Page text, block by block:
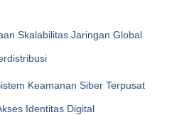
Skalabilitas Jaringan Global
Keamanan Siber Terpusat
Identitas Digital